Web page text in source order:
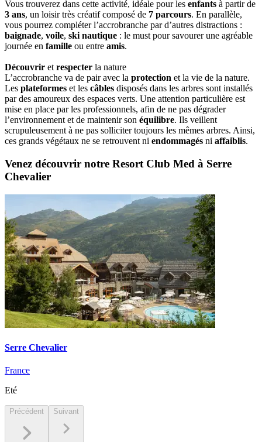
Vous trouverez dans cette activité, idéale pour les enfants à partir de
3 ans, un loisir très créatif composé de 7 parcours. En parallèle,
vous pourrez compléter l’accrobranche par d’autres distractions :
baignade, voile, ski nautique : le must pour savourer une agréable
journée en famille ou entre amis.
Découvrir et respecter la nature
L’accrobranche va de pair avec la protection et la vie de la nature.
Les plateformes et les câbles disposés dans les arbres sont installés
par des amoureux des espaces verts. Une attention particulière est
mise en place par les professionnels, afin de ne pas dégrader
l’environnement et de maintenir son équilibre. Ils veillent
scrupuleusement à ne pas solliciter toujours les mêmes arbres. Ainsi,
ces grands végétaux ne se retrouvent ni endommagés ni affaiblis.
Venez découvrir notre Resort Club Med à Serre
Chevalier
Serre Chevalier
France
Eté
Précédent Suivant